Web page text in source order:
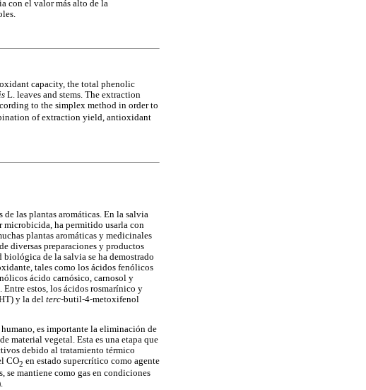
con el valor más alto de la
capacity, the total phenolic
L. leaves and stems. The extraction
to the simplex method in order to
of extraction yield, antioxidant
las plantas aromáticas. En la salvia
microbicida, ha permitido usarla con
plantas aromáticas y medicinales
diversas preparaciones y productos
de la salvia se ha demostrado
tales como los ácidos fenólicos
ácido carnósico, carnosol y
Entre estos, los ácidos rosmarínico y
y la del terc-butil-4-metoxifenol
es importante la eliminación de
material vegetal. Esta es una etapa que
debido al tratamiento térmico
CO2 en estado supercrítico como agente
se mantiene como gas en condiciones